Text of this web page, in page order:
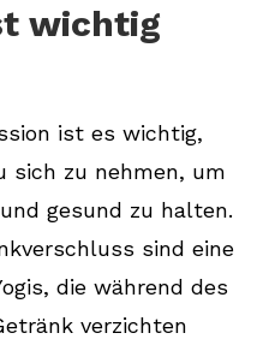
wichtig
ist es wichtig,
sich zu nehmen, um
gesund zu halten.
sind eine
die während des
verzichten